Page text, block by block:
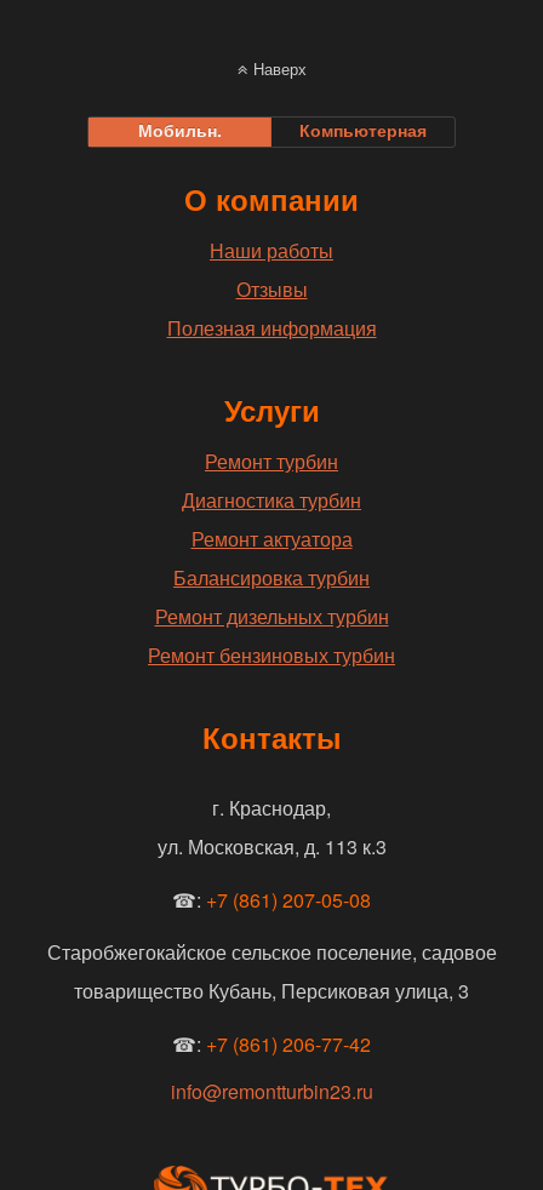
Наверх
Мобильн. Компьютерная
О компании
Наши работы
Отзывы
Полезная информация
Услуги
Ремонт турбин
Диагностика турбин
Ремонт актуатора
Балансировка турбин
Ремонт дизельных турбин
Ремонт бензиновых турбин
Контакты
г. Краснодар,
ул. Московская, д. 113 к.3
☎: +7 (861) 207-05-08
Старобжегокайское сельское поселение, садовое
товарищество Кубань, Персиковая улица, 3
☎: +7 (861) 206-77-42
info@remontturbin23.ru